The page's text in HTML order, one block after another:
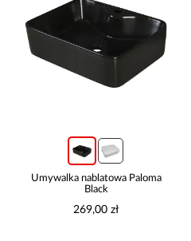
Umywalka nablatowa Paloma
Black
269,00 zł